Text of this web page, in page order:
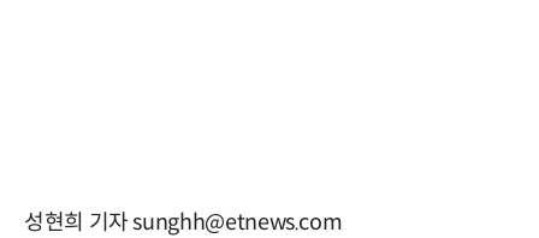
성현희 기자 sunghh@etnews.com